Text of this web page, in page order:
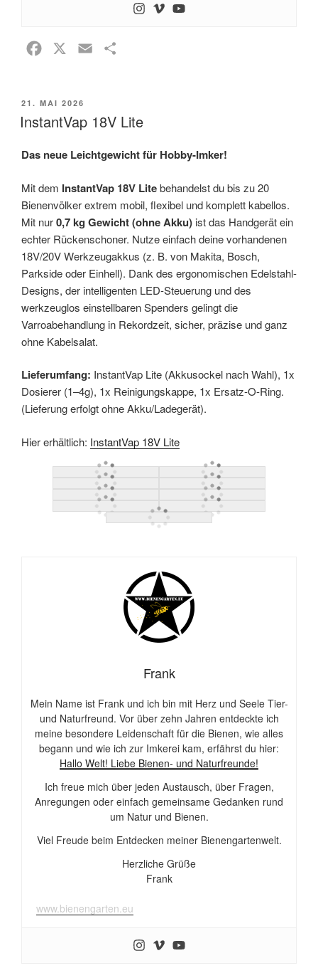
e
b
k
l
e
n
VERÖFFENTLICHT
AM
21. MAI 2026
InstantVap 18V Lite
Das neue Leichtgewicht für Hobby-Imker!
Mit dem InstantVap 18V Litebehandelst du bis zu 20
Bienenvölker extrem mobil, flexibel und komplett kabellos.
Mit nur0,7 kg Gewicht (ohne Akku) ist das Handgerät ein
echter Rückenschoner. Nutze einfach deine vorhandenen
18V/20V Werkzeugakkus (z. B. von Makita, Bosch,
Parkside oder Einhell). Dank des ergonomischen Edelstahl-
Designs, der intelligenten LED-Steuerung und des
werkzeuglos einstellbaren Spenders gelingt die
Varroabehandlung in Rekordzeit, sicher, präzise und ganz
ohne Kabelsalat.
Lieferumfang: InstantVap Lite (Akkusockel nach Wahl), 1x
Dosierer (1–4g), 1x Reinigungskappe, 1x Ersatz-O-Ring.
(Lieferung erfolgt ohne Akku/Ladegerät).
Hier erhältlich: InstantVap 18V Lite
Frank
Mein Name ist Frank und ich bin mit Herz und Seele Tier-
und Naturfreund. Vor über zehn Jahren entdeckte ich
meine besondere Leidenschaft für die Bienen, wie alles
begann und wie ich zur Imkerei kam, erfährst du hier:
Hallo Welt! Liebe Bienen- und Naturfreunde!
Ich freue mich über jeden Austausch, über Fragen,
Anregungen oder einfach gemeinsame Gedanken rund
um Natur und Bienen.
Viel Freude beim Entdecken meiner Bienengartenwelt.
Herzliche Grüße
Frank
www.bienengarten.eu